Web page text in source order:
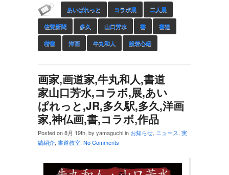
あいぱれっと コラボ展 二人展
佐賀新聞 多久 山口芳水 書 書道
楷書 洋画 牛丸和人 般若心経
画家,画道家,牛丸和人,書道
家山口芳水,コラボ,展,あい
ぱれっと,JR,多久駅,多久,洋画
家,神仏画,書,コラボ,作品
Posted on 8月 19th, by yamaguchi in お知らせ, ニュース, 実
績紹介, 書道教室. No Comments